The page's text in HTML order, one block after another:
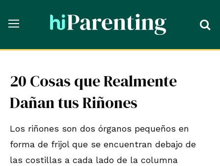
20 Cosas que Realmente
Dañan tus Riñones
Los riñones son dos órganos pequeños en
forma de frijol que se encuentran debajo de
las costillas a cada lado de la columna